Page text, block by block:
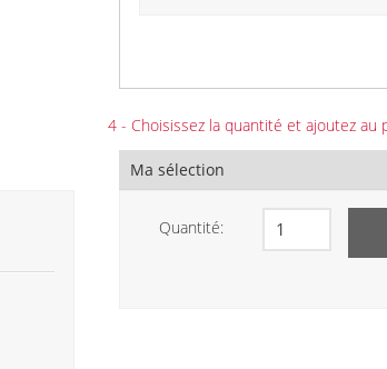
4 - Choisissez la quantité et ajoutez au
Ma sélection
Quantité: